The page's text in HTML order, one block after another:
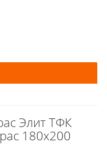
Элит ТФК
180x200